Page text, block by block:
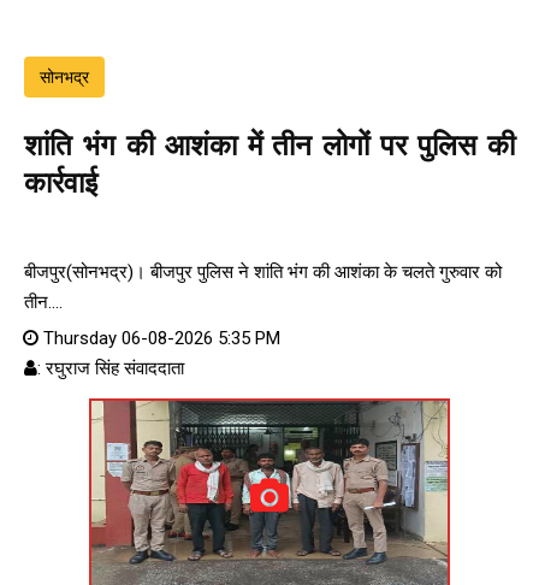
सोनभद्र
शांति भंग की आशंका में तीन लोगों पर पुलिस की
कार्रवाई
बीजपुर(सोनभद्र)। बीजपुर पुलिस ने शांति भंग की आशंका के चलते गुरुवार को
तीन....
Thursday 06-08-2026 5:35 PM
: रघुराज सिंह संवाददाता